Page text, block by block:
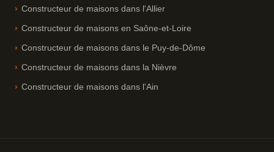
Constructeur de maisons dans l'Allier
Constructeur de maisons en Saône-et-Loire
Constructeur de maisons dans le Puy-de-Dôme
Constructeur de maisons dans la Nièvre
Constructeur de maisons dans l'Ain